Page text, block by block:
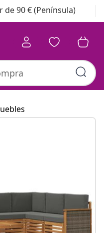
90 € (Península)